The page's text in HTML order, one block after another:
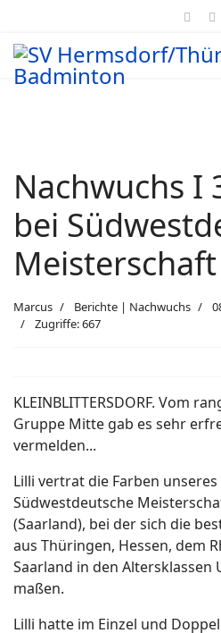
Nachwuchs I
bei
Meisterschaft
Marcus Berichte | Nachwuchs
Zugriffe: 667
KLEINBLITTERSDORF. Vom
Gruppe Mitte gab es sehr
vermelden...
Lilli vertrat die Farben
Südwestdeutsche
(Saarland), bei der sich die
aus Thüringen, Hessen, dem
Saarland in den Altersklassen
maßen.
Lilli hatte im Einzel und